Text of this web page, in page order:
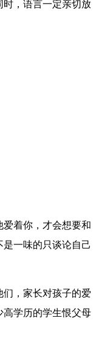
时，语言一定亲切放
着你，才会想要和
一味的只谈论自己
，家长对孩子的爱
高学历的学生恨父母